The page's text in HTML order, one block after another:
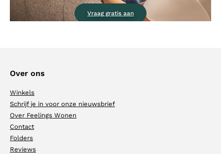
Vraag gratis aan
Over ons
Winkels
Schrijf je in voor onze nieuwsbrief
Over Feelings Wonen
Contact
Folders
Reviews